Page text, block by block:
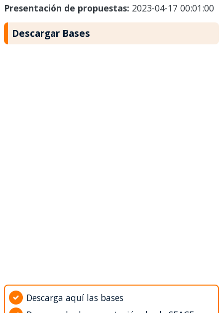
Presentación de propuestas: 2023-04-17 00:01:00
Descargar Bases
Descarga aquí las bases